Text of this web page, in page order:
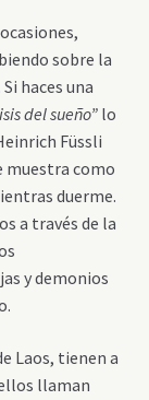
sobre la
haces una
del sueño”lo
Füssli
muestra como
duerme.
a través de la
y demonios
Laos, tienen a
llaman